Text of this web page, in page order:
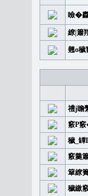
瞼�
繚|
翹o穢
禮j瞻
竅P
穢_
竅羹
簞繚
穢繳